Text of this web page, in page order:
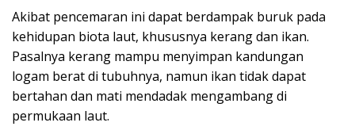
Akibat pencemaran ini dapat berdampak buruk pada
kehidupan biota laut, khususnya kerang dan ikan.
Pasalnya kerang mampu menyimpan kandungan
logam berat di tubuhnya, namun ikan tidak dapat
bertahan dan mati mendadak mengambang di
permukaan laut.